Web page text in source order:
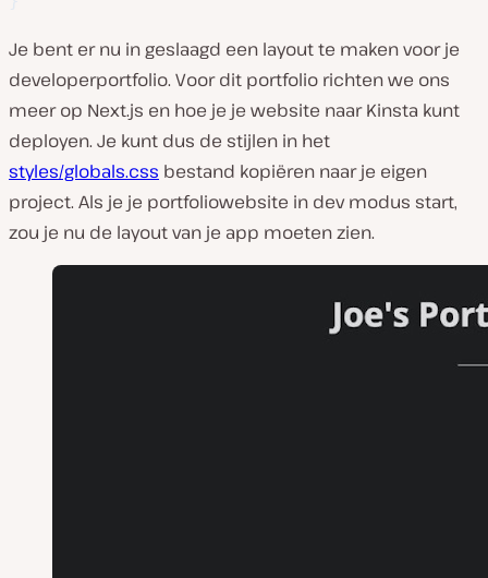
Je bent er nu in geslaagd een layout te maken voor je
developerportfolio. Voor dit portfolio richten we ons
meer op Next.js en hoe je je website naar Kinsta kunt
deployen. Je kunt dus de stijlen in het
styles/globals.css bestand kopiëren naar je eigen
project. Als je je portfoliowebsite in dev modus start,
zou je nu de layout van je app moeten zien.